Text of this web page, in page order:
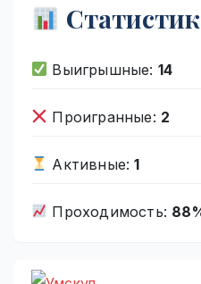
Выигрышные: 14
Проигранные: 2
Активные:1
Проходимость: